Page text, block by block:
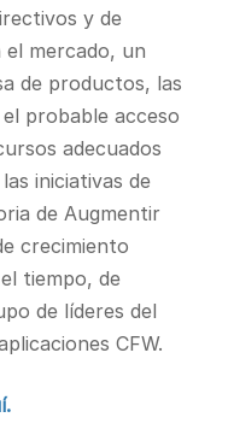
y de
mercado, un
de productos, las
probable acceso
adecuados
iniciativas de
de Augmentir
crecimiento
tiempo, de
de líderes del
CFW.